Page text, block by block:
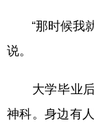
“那时候我就
说。
大学毕业后
神科。身边有